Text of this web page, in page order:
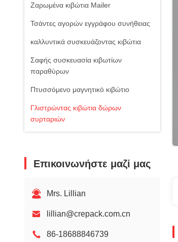
Ζαρωμένα κιβώτια Mailer
Τσάντες αγορών εγγράφου συνήθειας
καλλυντικά συσκευάζοντας κιβώτια
Σαφής συσκευασία κιβωτίων
παραθύρων
Πτυσσόμενο μαγνητικό κιβώτιο
Γλιστρώντας κιβώτια δώρων
συρταριών
Επικοινωνήστε μαζί μας
Mrs. Lillian
lillian@crepack.com.cn
86-18688846739